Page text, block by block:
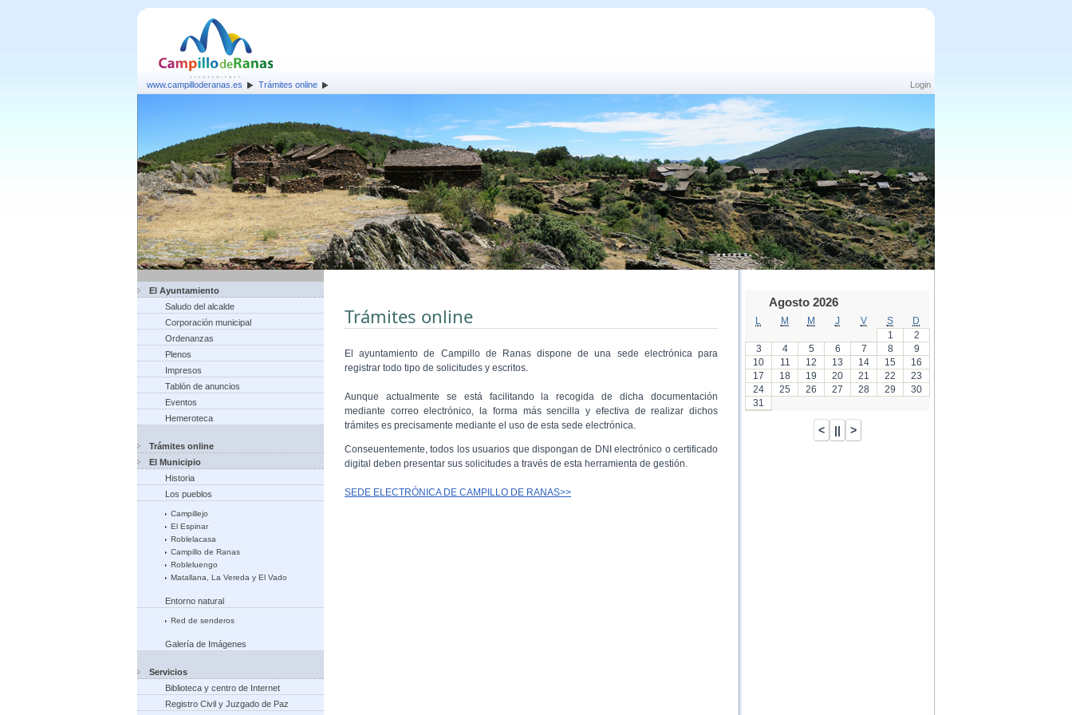
Login
www.campilloderanas.es Trámites online
El Ayuntamiento
Saludo del alcalde
Corporación municipal
Ordenanzas
Plenos
Impresos
Tablón de anuncios
Eventos
Hemeroteca
Trámites online
El Municipio
Historia
Los pueblos
Campillejo
El Espinar
Roblelacasa
Campillo de Ranas
Robleluengo
Matallana, La Vereda y El Vado
Entorno natural
Red de senderos
Galería de Imágenes
Servicios
Biblioteca y centro de Internet
Registro Civil y Juzgado de Paz
Trámites online
El ayuntamiento de Campillo de Ranas dispone de una sede electrónica para
registrar todo tipo de solicitudes y escritos.
Aunque actualmente se está facilitando la recogida de dicha documentación
mediante correo electrónico, la forma más sencilla y efectiva de realizar dichos
trámites es precisamente mediante el uso de esta sede electrónica.
Conseuentemente, todos los usuarios que dispongan de DNI electrónico o certificado
digital deben presentar sus solicitudes a través de esta herramienta de gestión.
SEDE ELECTRÓNICA DE CAMPILLO DE RANAS>>
Agosto 2026
M M J V S
D
1
2
3
4 5 6 7 8
9
10
11 12 13 14 15
16
17
18 19 20 21 22
23
24
25 26 27 28 29
30
31